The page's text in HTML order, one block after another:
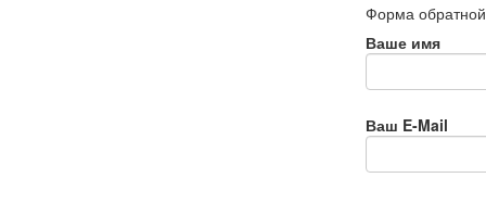
Форма
Ваше имя
Ваш E-Mail